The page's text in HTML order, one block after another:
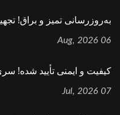
به‌روزرسانی تمیز و براق!
06 Aug, 2026
کیفیت و ایمنی تأیید شده!
07 Jul, 2026